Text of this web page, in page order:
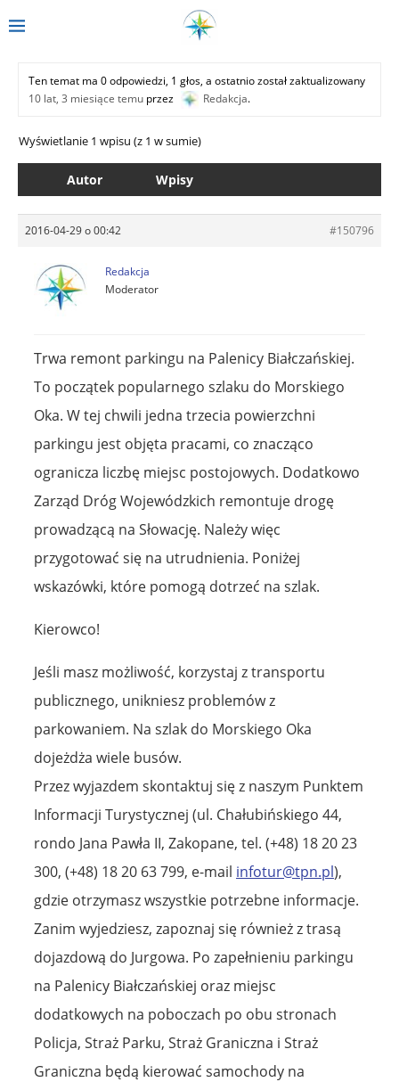
Ten temat ma 0 odpowiedzi, 1 głos, a ostatnio został zaktualizowany
10 lat, 3 miesiące temu przez Redakcja.
Wyświetlanie 1 wpisu (z 1 w sumie)
Autor Wpisy
2016-04-29 o 00:42 #150796
Redakcja
Moderator
Trwa remont parkingu na Palenicy Białczańskiej.
To początek popularnego szlaku do Morskiego
Oka. W tej chwili jedna trzecia powierzchni
parkingu jest objęta pracami, co znacząco
ogranicza liczbę miejsc postojowych. Dodatkowo
Zarząd Dróg Wojewódzkich remontuje drogę
prowadzącą na Słowację. Należy więc
przygotować się na utrudnienia. Poniżej
wskazówki, które pomogą dotrzeć na szlak.
Kierowco!
Jeśli masz możliwość, korzystaj z transportu
publicznego, unikniesz problemów z
parkowaniem. Na szlak do Morskiego Oka
dojeżdża wiele busów.
Przez wyjazdem skontaktuj się z naszym Punktem
Informacji Turystycznej (ul. Chałubińskiego 44,
rondo Jana Pawła II, Zakopane, tel. (+48) 18 20 23
300, (+48) 18 20 63 799, e-mail infotur@tpn.pl),
gdzie otrzymasz wszystkie potrzebne informacje.
Zanim wyjedziesz, zapoznaj się również z trasą
dojazdową do Jurgowa. Po zapełnieniu parkingu
na Palenicy Białczańskiej oraz miejsc
dodatkowych na poboczach po obu stronach
Policja, Straż Parku, Straż Graniczna i Straż
Graniczna będą kierować samochody na